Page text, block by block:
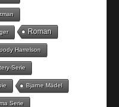
Roman
Harrelson
Serie
Bjarne Mädel
Serie